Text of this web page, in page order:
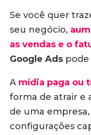
Se você quer
seu negócio,
as vendas e o
Google Ads
A mídia paga ou
forma de atrair e
de uma
configurações